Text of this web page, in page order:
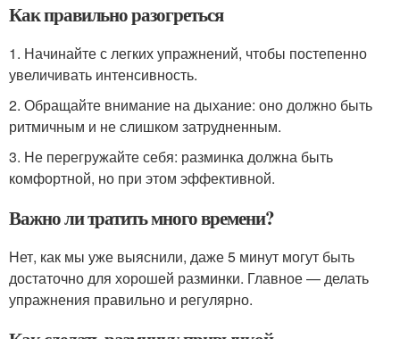
Как правильно разогреться
1. Начинайте с легких упражнений, чтобы постепенно
увеличивать интенсивность.
2. Обращайте внимание на дыхание: оно должно быть
ритмичным и не слишком затрудненным.
3. Не перегружайте себя: разминка должна быть
комфортной, но при этом эффективной.
Важно ли тратить много времени?
Нет, как мы уже выяснили, даже 5 минут могут быть
достаточно для хорошей разминки. Главное — делать
упражнения правильно и регулярно.